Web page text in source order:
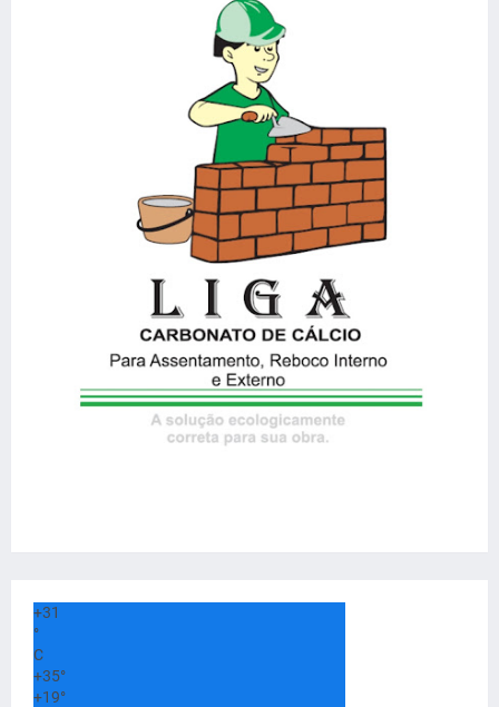
+31
°
C
+35°
+19°